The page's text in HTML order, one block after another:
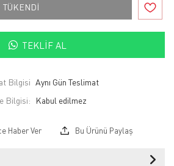
TÜKENDİ
TEKLIF AL
Bilgisi Aynı Gün Teslimat
Bilgisi:
Haber Ver Bu Ürünü Paylaş